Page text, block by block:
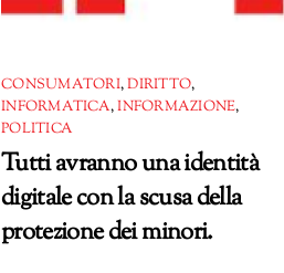
CONSUMATORI,DIRITTO,
INFORMATICA,INFORMAZIONE,
POLITICA
Tutti avranno una identità
digitale con la scusa della
protezione dei minori.